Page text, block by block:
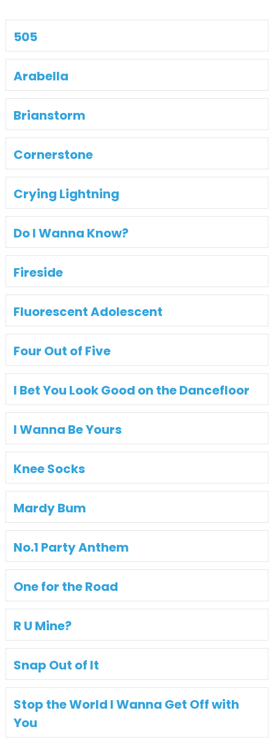
505
Arabella
Brianstorm
Cornerstone
Crying Lightning
Do I Wanna Know?
Fireside
Fluorescent Adolescent
Four Out of Five
I Bet You Look Good on the Dancefloor
I Wanna Be Yours
Knee Socks
Mardy Bum
No.1 Party Anthem
One for the Road
R U Mine?
Snap Out of It
Stop the World I Wanna Get Off with
You